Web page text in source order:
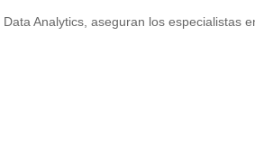
Analytics, aseguran los especialistas